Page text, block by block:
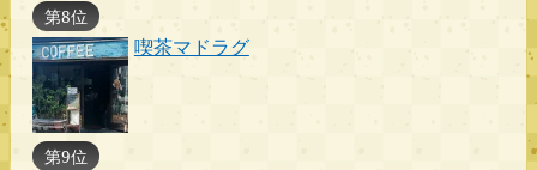
第8位
喫茶マドラグ
第9位